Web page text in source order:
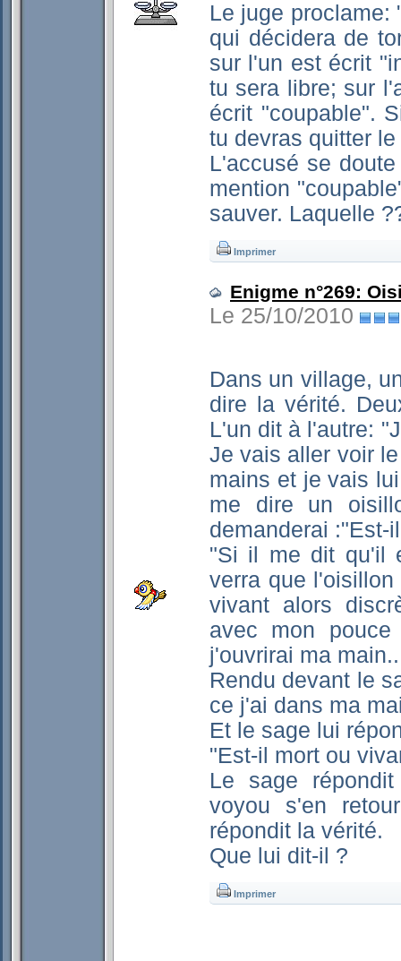
Le juge proclame:
qui décidera de
sur l'un est écrit
tu sera libre; sur
écrit "coupable".
tu devras quitter
L'accusé se
mention
sauver. Laquelle
Imprimer
Enigme n°269:
Le 25/10/2010
Dans un village,
dire la vérité.
L'un dit à l'autre:
Je vais aller voir
mains et je vais
me dire un
demanderai :"Est-
"Si il me dit qu'il
verra que
vivant alors
avec mon
j'ouvrirai ma
Rendu devant le
ce j'ai dans ma
Et le sage lui
"Est-il mort ou
Le sage
voyou s'en
répondit la vérité.
Que lui dit-il ?
Imprimer